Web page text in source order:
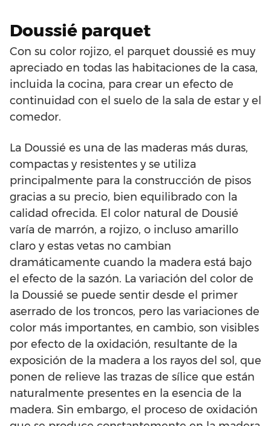
Doussié parquet
Con su color rojizo, el parquet doussié es muy
apreciado en todas las habitaciones de la casa,
incluida la cocina, para crear un efecto de
continuidad con el suelo de la sala de estar y el
comedor.
La Doussié es una de las maderas más duras,
compactas y resistentes y se utiliza
principalmente para la construcción de pisos
gracias a su precio, bien equilibrado con la
calidad ofrecida. El color natural de Dousié
varía de marrón, a rojizo, o incluso amarillo
claro y estas vetas no cambian
dramáticamente cuando la madera está bajo
el efecto de la sazón. La variación del color de
la Doussié se puede sentir desde el primer
aserrado de los troncos, pero las variaciones de
color más importantes, en cambio, son visibles
por efecto de la oxidación, resultante de la
exposición de la madera a los rayos del sol, que
ponen de relieve las trazas de sílice que están
naturalmente presentes en la esencia de la
madera. Sin embargo, el proceso de oxidación